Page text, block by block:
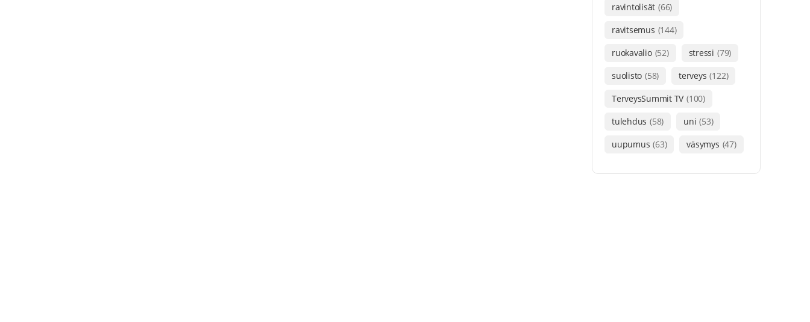
ravintolisät (66)
ravitsemus (144)
ruokavalio (52) stressi (79)
suolisto (58) terveys (122)
TerveysSummit TV (100)
tulehdus (58) uni (53)
uupumus (63) väsymys (47)